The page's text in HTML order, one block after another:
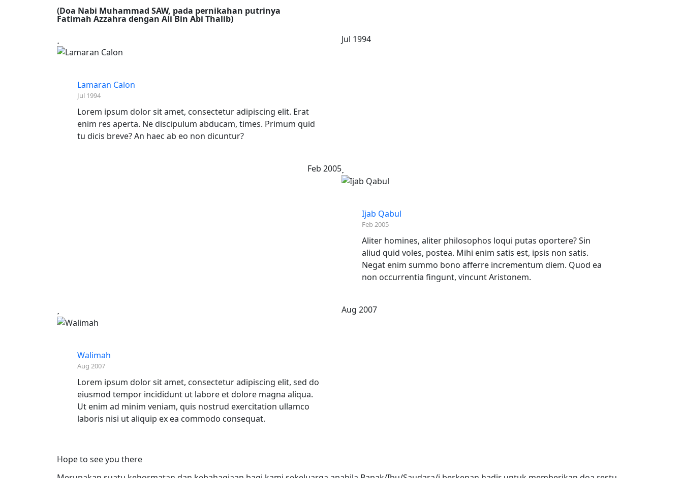
(Doa Nabi Muhammad SAW, pada pernikahan putrinya
Fatimah Azzahra dengan Ali Bin Abi Thalib)
Lamaran Calon
Jul 1994
Lorem ipsum dolor sit amet, consectetur adipiscing elit. Erat
enim res aperta. Ne discipulum abducam, times. Primum quid
tu dicis breve? An haec ab eo non dicuntur?
Jul 1994
Feb 2005
Ijab Qabul
Feb 2005
Aliter homines, aliter philosophos loqui putas oportere? Sin
aliud quid voles, postea. Mihi enim satis est, ipsis non satis.
Negat enim summo bono afferre incrementum diem. Quod ea
non occurrentia fingunt, vincunt Aristonem.
Walimah
Aug 2007
Lorem ipsum dolor sit amet, consectetur adipiscing elit, sed do
eiusmod tempor incididunt ut labore et dolore magna aliqua.
Ut enim ad minim veniam, quis nostrud exercitation ullamco
laboris nisi ut aliquip ex ea commodo consequat.
Aug 2007
Hope to see you there